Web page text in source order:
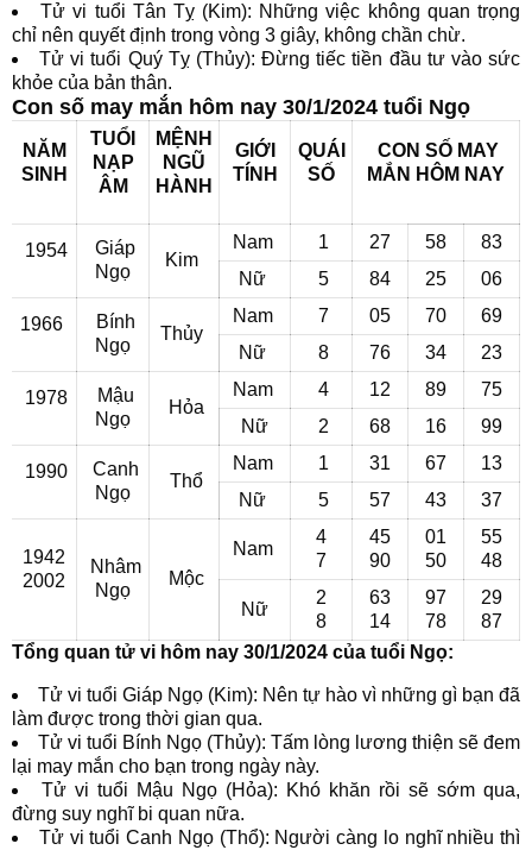
Tử vi tuổi Tân Tỵ (Kim): Những việc không quan trọng
chỉ nên quyết định trong vòng 3 giây, không chần chừ.
Tử vi tuổi Quý Tỵ (Thủy): Đừng tiếc tiền đầu tư vào sức
khỏe của bản thân.
Con số may mắn hôm nay 30/1/2024 tuổi Ngọ
NĂM
SINH
TUỔI
NẠP
ÂM
MỆNH
NGŨ
HÀNH
GIỚI
TÍNH
QUÁI
SỐ
CON SỐ MAY
MẮN HÔM NAY
1954
Giáp
Ngọ
Kim
Nam 1 27 58
83
Nữ
5 84 25 06
1966
Bính
Ngọ
Thủy
Nam 7 05 70
69
Nữ
8 76 34 23
1978
Mậu
Ngọ
Hỏa
Nam 4 12 89
75
Nữ
2 68 16 99
1990
Canh
Ngọ
Thổ
Nam 1 31 67
13
Nữ
5 57 43 37
1942
2002
Nhâm
Ngọ
Mộc
Nam
4
7
45
90
01
50
55
48
Nữ
2
8
63
14
97
78
29
87
Tổng quan tử vi hôm nay 30/1/2024 của tuổi Ngọ:
Tử vi tuổi Giáp Ngọ (Kim): Nên tự hào vì những gì bạn đã
làm được trong thời gian qua.
Tử vi tuổi Bính Ngọ (Thủy): Tấm lòng lương thiện sẽ đem
lại may mắn cho bạn trong ngày này.
Tử vi tuổi Mậu Ngọ (Hỏa): Khó khăn rồi sẽ sớm qua,
đừng suy nghĩ bi quan nữa.
Tử vi tuổi Canh Ngọ (Thổ): Người càng lo nghĩ nhiều thì